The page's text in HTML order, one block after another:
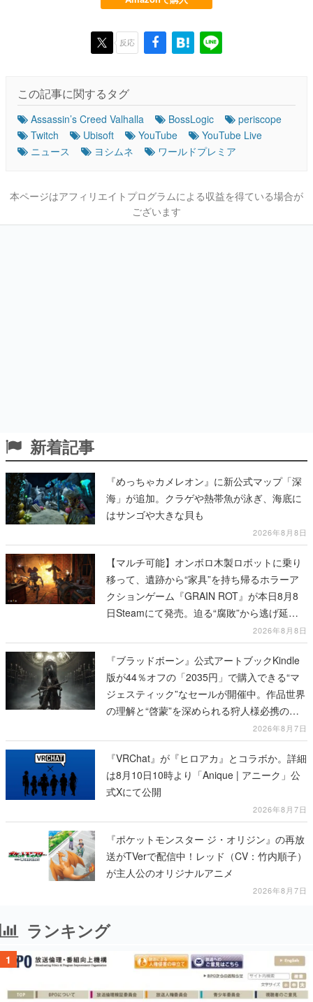
反応
この記事に関するタグ
Assassin’s Creed Valhalla BossLogic
periscope
Twitch
Ubisoft YouTube
YouTube Live
ニュース
ヨシムネ ワールドプレミア
本ページはアフィリエイトプログラムによる収益を得ている場合が
ございます
新着記事
『めっちゃカメレオン』に新公式マップ「深
海」が追加。クラゲや熱帯魚が泳ぎ、海底に
はサンゴや大きな貝も
2026年8月8日
【マルチ可能】オンボロ木製ロボットに乗り
移って、遺跡から“家具”を持ち帰るホラーア
クションゲーム『GRAIN ROT』が本日8月8
日Steamにて発売。迫る“腐敗”から逃げ延
2026年8月8日
『ブラッドボーン』公式アートブックKindle
版が44％オフの「2035円」で購入できる“マ
ジェスティック”なセールが開催中。作品世界
の理解と“啓蒙”を深められる狩人様必携の一
2026年8月7日
『VRChat』が『ヒロアカ』とコラボか。詳細
は8月10日10時より「Anique | アニーク」公
式Xにて公開
2026年8月7日
『ポケットモンスター ジ・オリジン』の再放
送がTVerで配信中！レッド（CV：竹内順子）
が主人公のオリジナルアニメ
2026年8月7日
ランキング
1